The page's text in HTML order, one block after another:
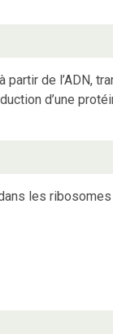
partir de l’ADN,
d’une
les